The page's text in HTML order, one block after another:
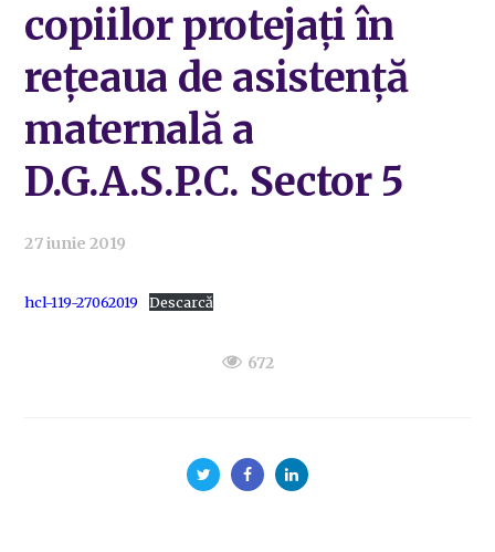
copiilor protejați în
rețeaua de asistență
maternală a
D.G.A.S.P.C. Sector 5
27 iunie 2019
hcl-119-27062019 Descarcă
672